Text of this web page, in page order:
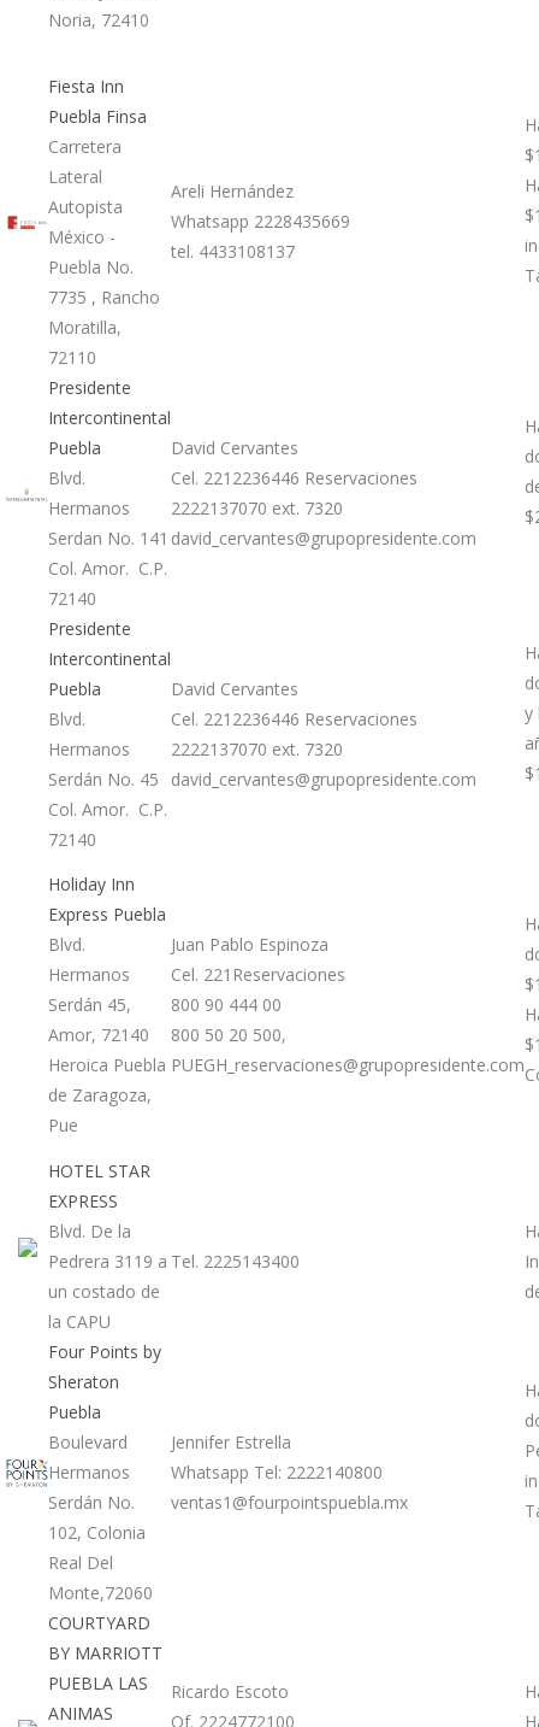
Noria, 72410
Fiesta Inn
Puebla Finsa
Carretera
Lateral
Autopista
México -
Puebla No.
7735 , Rancho
Moratilla,
72110
Areli Hernández
Whatsapp 2228435669
tel. 4433108137
Presidente
Intercontinental
Puebla
Blvd.
Hermanos
Serdan No. 141
Col. Amor. C.P.
72140
David Cervantes
Cel. 2212236446 Reservaciones
2222137070 ext. 7320
david_cervantes@grupopresidente.com
Presidente
Intercontinental
Puebla
Blvd.
Hermanos
Serdán No. 45
Col. Amor. C.P.
72140
David Cervantes
Cel. 2212236446 Reservaciones
2222137070 ext. 7320
david_cervantes@grupopresidente.com
y
Holiday Inn
Express Puebla
Blvd.
Hermanos
Serdán 45,
Amor, 72140
Heroica Puebla
de Zaragoza,
Pue
Juan Pablo Espinoza
Cel. 221Reservaciones
800 90 444 00
800 50 20 500,
PUEGH_reservaciones@grupopresidente.com
HOTEL STAR
EXPRESS
Blvd. De la
Pedrera 3119 a
un costado de
la CAPU
Tel. 2225143400
Four Points by
Sheraton
Puebla
Boulevard
Hermanos
Serdán No.
102, Colonia
Real Del
Monte,72060
Jennifer Estrella
Whatsapp Tel: 2222140800
ventas1@fourpointspuebla.mx
COURTYARD
BY MARRIOTT
PUEBLA LAS
ANIMAS
Ricardo Escoto
Of. 2224772100